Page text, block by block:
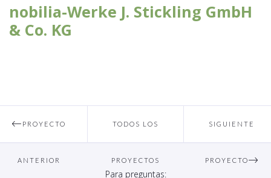
nobilia-Werke J. Stickling GmbH
& Co. KG
PROYECTO
ANTERIOR
TODOS LOS
PROYECTOS
SIGUIENTE
PROYECTO
Para preguntas: